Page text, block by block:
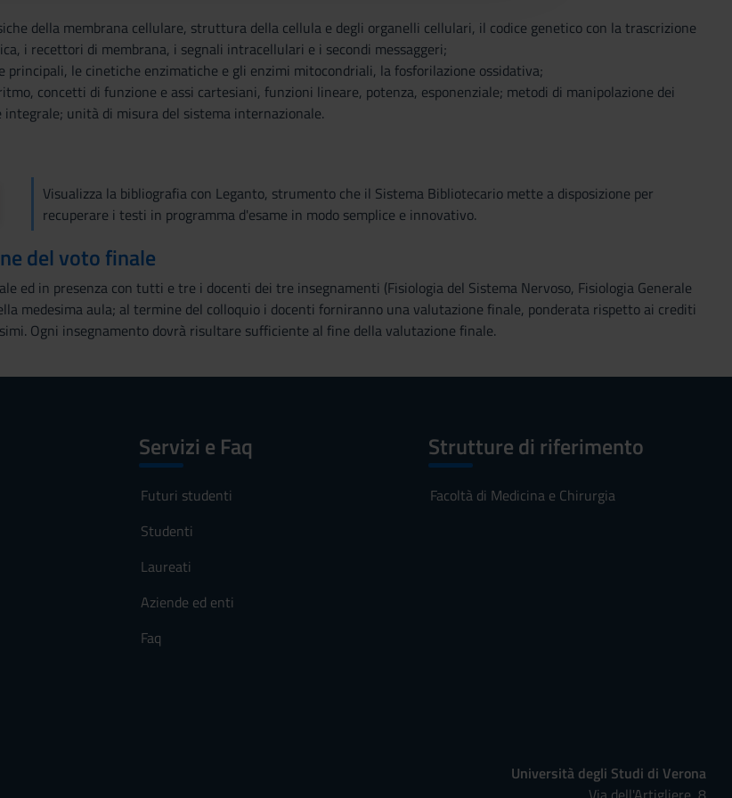
della membrana cellulare, struttura della cellula e degli organelli cellulari, il codice genetico con la trascrizione
i recettori di membrana, i segnali intracellulari e i secondi messaggeri;
principali, le cinetiche enzimatiche e gli enzimi mitocondriali, la fosforilazione ossidativa;
concetti di funzione e assi cartesiani, funzioni lineare, potenza, esponenziale; metodi di manipolazione dei
unità di misura del sistema internazionale.
Visualizza la bibliografia con Leganto, strumento che il Sistema Bibliotecario mette a disposizione per
recuperare i testi in programma d'esame in modo semplice e innovativo.
del voto finale
ed in presenza con tutti e tre i docenti dei tre insegnamenti (Fisiologia del Sistema Nervoso, Fisiologia Generale
medesima aula; al termine del colloquio i docenti forniranno una valutazione finale, ponderata rispetto ai crediti
Ogni insegnamento dovrà risultare sufficiente al fine della valutazione finale.
Servizi e Faq
Futuri studenti
Studenti
Laureati
Aziende ed enti
Faq
Strutture di riferimento
Facoltà di Medicina e Chirurgia
Università degli Studi di Verona